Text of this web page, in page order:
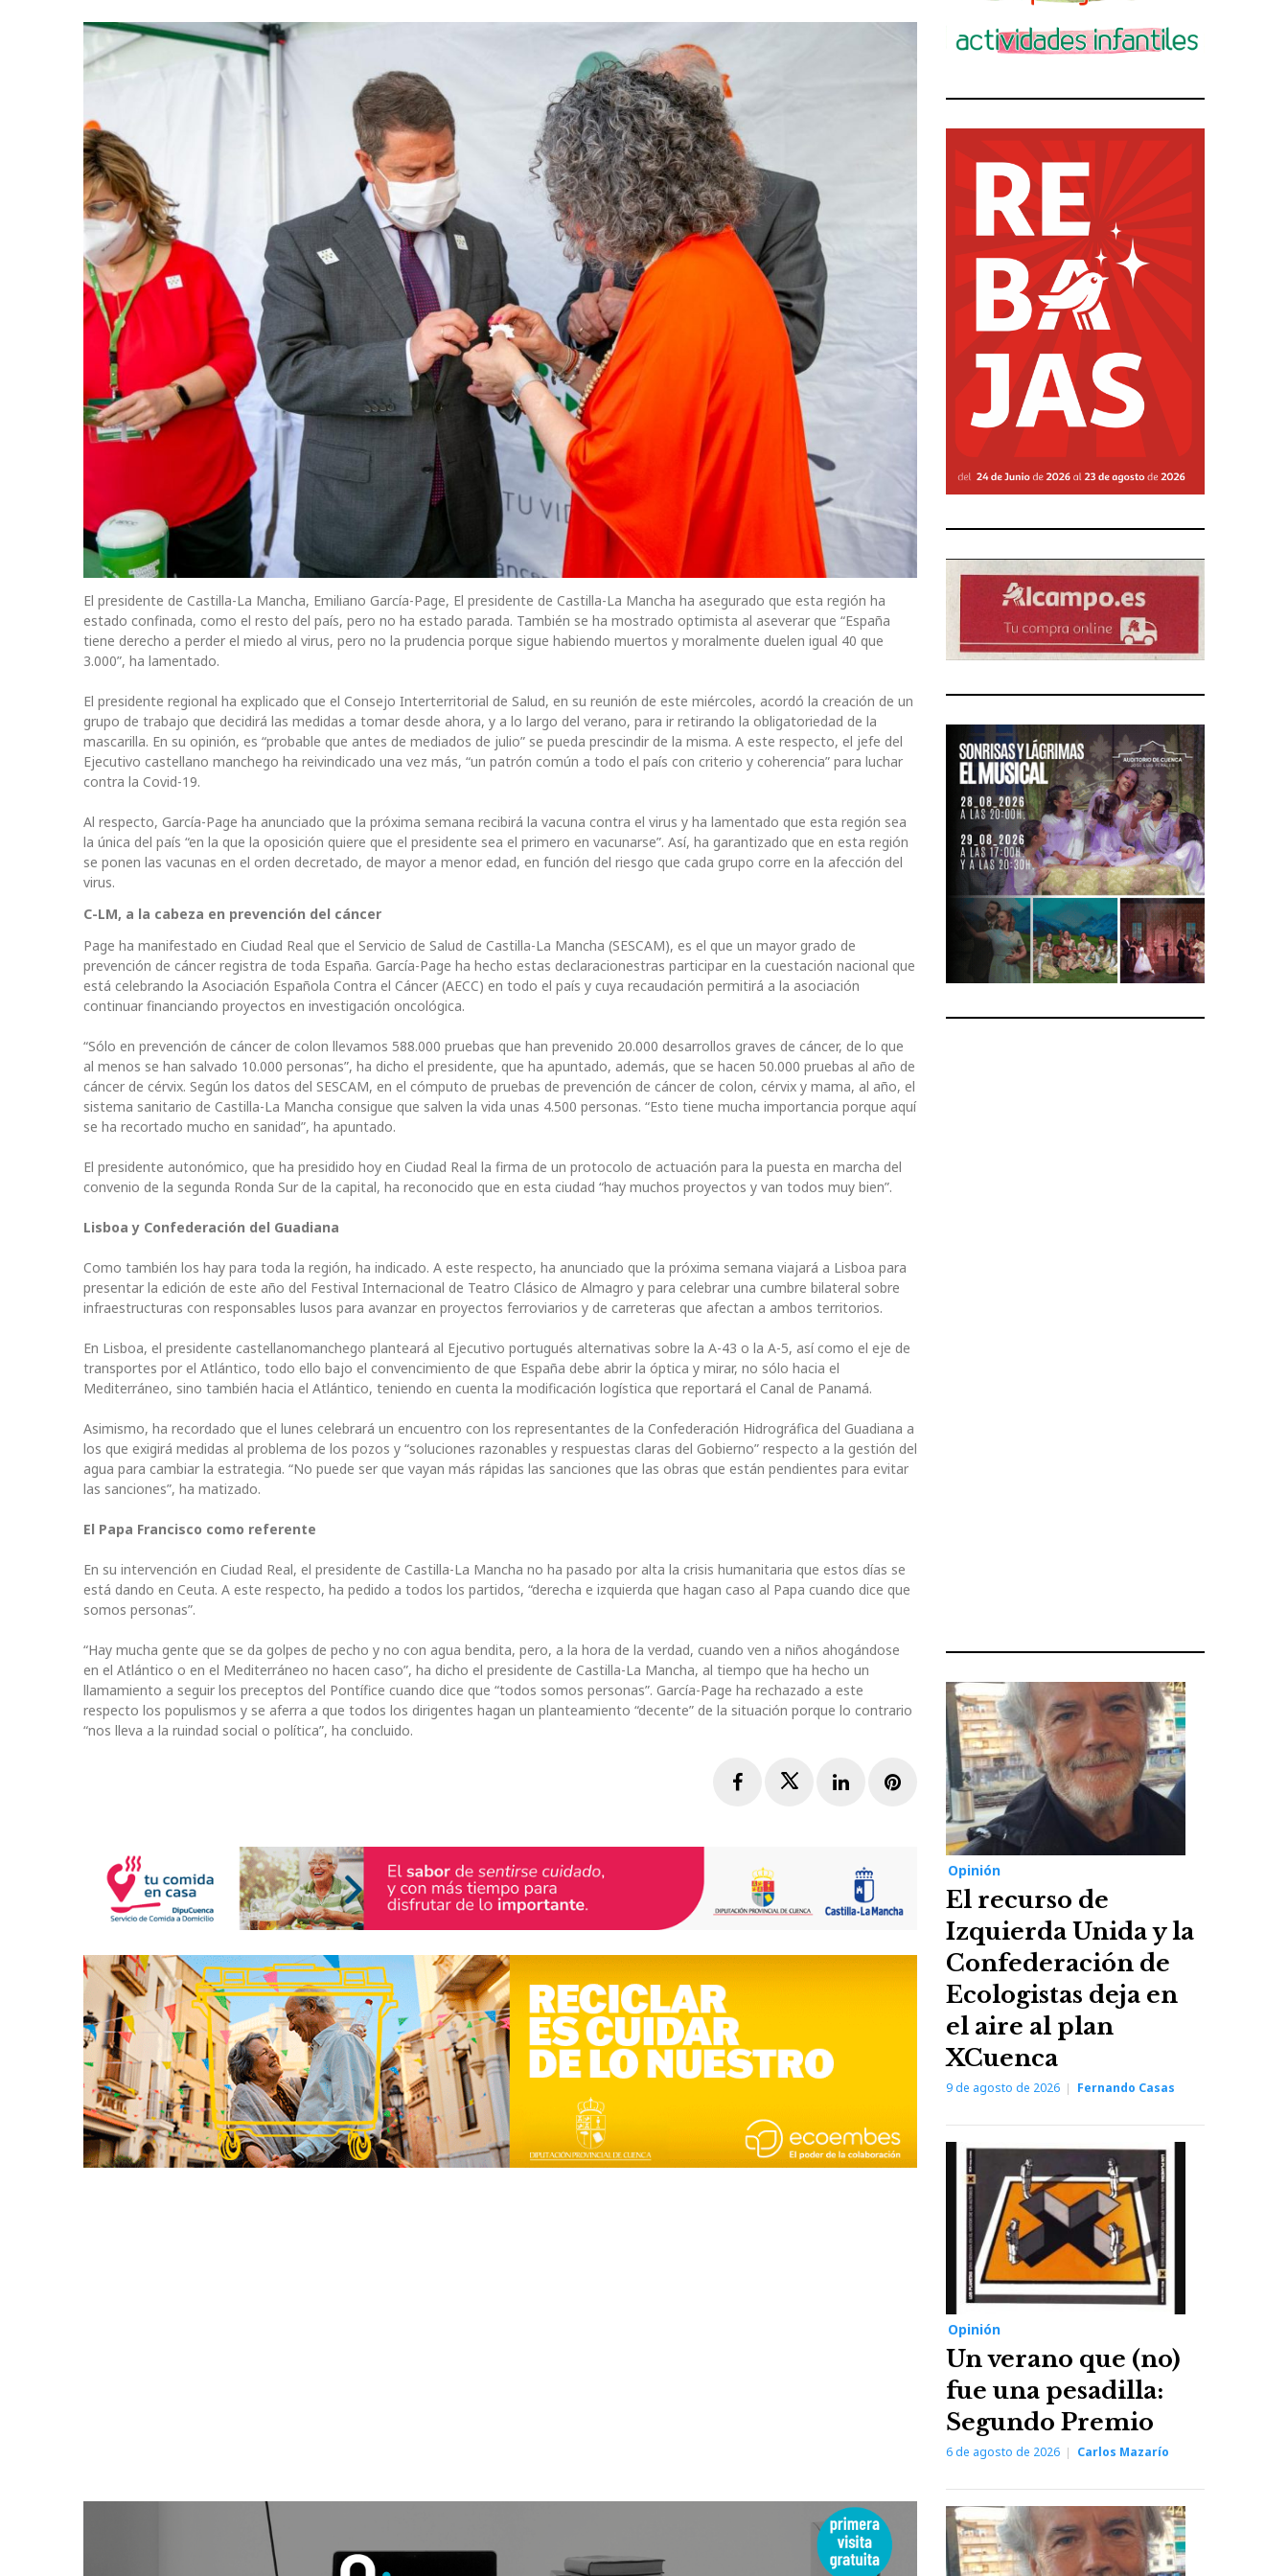
El presidente de Castilla-La Mancha, Emiliano García-Page, El presidente de Castilla-La Mancha ha asegurado que esta región ha
estado confinada, como el resto del país, pero no ha estado parada. También se ha mostrado optimista al aseverar que “España
tiene derecho a perder el miedo al virus, pero no la prudencia porque sigue habiendo muertos y moralmente duelen igual 40 que
3.000”, ha lamentado.
El presidente regional ha explicado que el Consejo Interterritorial de Salud, en su reunión de este miércoles, acordó la creación de un
grupo de trabajo que decidirá las medidas a tomar desde ahora, y a lo largo del verano, para ir retirando la obligatoriedad de la
mascarilla. En su opinión, es “probable que antes de mediados de julio” se pueda prescindir de la misma. A este respecto, el jefe del
Ejecutivo castellano manchego ha reivindicado una vez más, “un patrón común a todo el país con criterio y coherencia” para luchar
contra la Covid-19.
Al respecto, García-Page ha anunciado que la próxima semana recibirá la vacuna contra el virus y ha lamentado que esta región sea
la única del país “en la que la oposición quiere que el presidente sea el primero en vacunarse”. Así, ha garantizado que en esta región
se ponen las vacunas en el orden decretado, de mayor a menor edad, en función del riesgo que cada grupo corre en la afección del
virus.
C-LM, a la cabeza en prevención del cáncer
Page ha manifestado en Ciudad Real que el Servicio de Salud de Castilla-La Mancha (SESCAM), es el que un mayor grado de
prevención de cáncer registra de toda España. García-Page ha hecho estas declaracionestras participar en la cuestación nacional que
está celebrando la Asociación Española Contra el Cáncer (AECC) en todo el país y cuya recaudación permitirá a la asociación
continuar financiando proyectos en investigación oncológica.
“Sólo en prevención de cáncer de colon llevamos 588.000 pruebas que han prevenido 20.000 desarrollos graves de cáncer, de lo que
al menos se han salvado 10.000 personas”, ha dicho el presidente, que ha apuntado, además, que se hacen 50.000 pruebas al año de
cáncer de cérvix. Según los datos del SESCAM, en el cómputo de pruebas de prevención de cáncer de colon, cérvix y mama, al año, el
sistema sanitario de Castilla-La Mancha consigue que salven la vida unas 4.500 personas. “Esto tiene mucha importancia porque aquí
se ha recortado mucho en sanidad”, ha apuntado.
El presidente autonómico, que ha presidido hoy en Ciudad Real la firma de un protocolo de actuación para la puesta en marcha del
convenio de la segunda Ronda Sur de la capital, ha reconocido que en esta ciudad “hay muchos proyectos y van todos muy bien”.
Lisboa y Confederación del Guadiana
Como también los hay para toda la región, ha indicado. A este respecto, ha anunciado que la próxima semana viajará a Lisboa para
presentar la edición de este año del Festival Internacional de Teatro Clásico de Almagro y para celebrar una cumbre bilateral sobre
infraestructuras con responsables lusos para avanzar en proyectos ferroviarios y de carreteras que afectan a ambos territorios.
En Lisboa, el presidente castellanomanchego planteará al Ejecutivo portugués alternativas sobre la A-43 o la A-5, así como el eje de
transportes por el Atlántico, todo ello bajo el convencimiento de que España debe abrir la óptica y mirar, no sólo hacia el
Mediterráneo, sino también hacia el Atlántico, teniendo en cuenta la modificación logística que reportará el Canal de Panamá.
Asimismo, ha recordado que el lunes celebrará un encuentro con los representantes de la Confederación Hidrográfica del Guadiana a
los que exigirá medidas al problema de los pozos y “soluciones razonables y respuestas claras del Gobierno” respecto a la gestión del
agua para cambiar la estrategia. “No puede ser que vayan más rápidas las sanciones que las obras que están pendientes para evitar
las sanciones”, ha matizado.
El Papa Francisco como referente
En su intervención en Ciudad Real, el presidente de Castilla-La Mancha no ha pasado por alta la crisis humanitaria que estos días se
está dando en Ceuta. A este respecto, ha pedido a todos los partidos, “derecha e izquierda que hagan caso al Papa cuando dice que
somos personas”.
“Hay mucha gente que se da golpes de pecho y no con agua bendita, pero, a la hora de la verdad, cuando ven a niños ahogándose
en el Atlántico o en el Mediterráneo no hacen caso”, ha dicho el presidente de Castilla-La Mancha, al tiempo que ha hecho un
llamamiento a seguir los preceptos del Pontífice cuando dice que “todos somos personas”. García-Page ha rechazado a este
respecto los populismos y se aferra a que todos los dirigentes hagan un planteamiento “decente” de la situación porque lo contrario
“nos lleva a la ruindad social o política”, ha concluido.
FacebookTwitterLinkedInPinterest
Opinión
El recurso de
Izquierda Unida y la
Confederación de
Ecologistas deja en
el aire al plan
XCuenca
9 de agosto de 2026 Fernando Casas
Opinión
Un verano que (no)
fue una pesadilla:
Segundo Premio
6 de agosto de 2026 Carlos Mazarío